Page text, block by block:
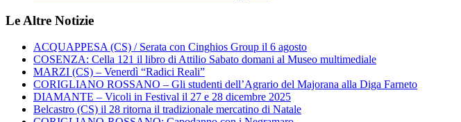
Le Altre Notizie
ACQUAPPESA (CS) / Serata con Cinghios Group il 6 agosto
COSENZA: Cella 121 il libro di Attilio Sabato domani al Museo multimediale
MARZI (CS) – Venerdì “Radici Reali”
CORIGLIANO ROSSANO – Gli studenti dell’Agrario del Majorana alla Diga Farneto
DIAMANTE – Vicoli in Festival il 27 e 28 dicembre 2025
Belcastro (CS) il 28 ritorna il tradizionale mercatino di Natale